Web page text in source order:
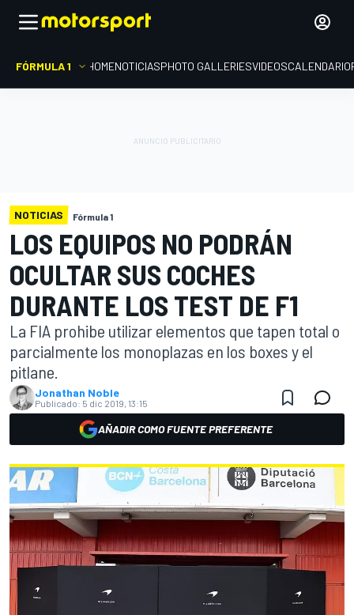
FÓRMULA 1 HOMENOTICIASPHOTO GALLERIESVIDEOSCALENDARIO
NOTICIAS Fórmula 1
LOS EQUIPOS NO PODRÁN
OCULTAR SUS COCHES
DURANTE LOS TEST DE F1
La FIA prohibe utilizar elementos que tapen total o
parcialmente los monoplazas en los boxes y el
pitlane.
Jonathan Noble
Publicado: 5 dic 2019, 13:15
AÑADIR COMO FUENTE PREFERENTE